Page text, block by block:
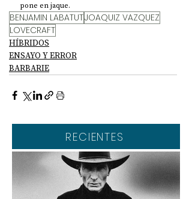
pone en jaque.
BENJAMIN LABATUTJOAQUIZ VAZQUEZ
LOVECRAFT
HÍBRIDOS
ENSAYO Y ERROR
BARBARIE
RECIENTES